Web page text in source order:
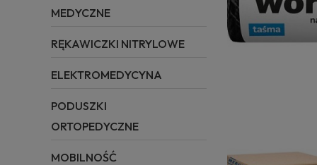
MEDYCZNE
RĘKAWICZKI NITRYLOWE
ELEKTROMEDYCYNA
PODUSZKI
ORTOPEDYCZNE
MOBILNOŚĆ